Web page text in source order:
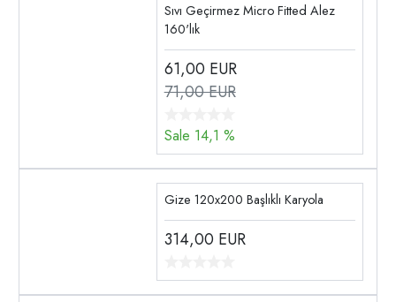
Sıvı Geçirmez Micro Fitted Alez
160'lık
61,00 EUR
71,00 EUR
Sale 14,1 %
Gize 120x200 Başlıklı Karyola
314,00 EUR